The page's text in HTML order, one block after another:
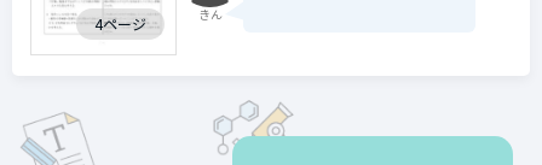
4ページ きん